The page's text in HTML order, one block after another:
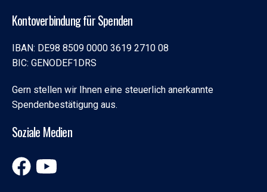
Kontoverbindung für Spenden
IBAN: DE98 8509 0000 3619 2710 08
BIC: GENODEF1DRS
Gern stellen wir Ihnen eine steuerlich anerkannte
Spendenbestätigung aus.
Soziale Medien